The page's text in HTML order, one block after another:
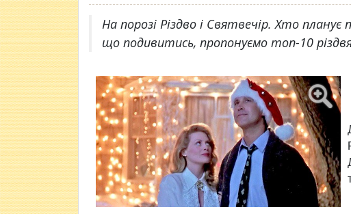
На порозі Різдво і Святвечір. Хто
що подивитись, пропонуємо топ-10